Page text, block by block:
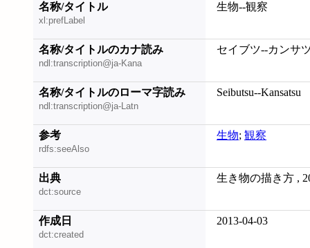
名称/タイトル
xl:prefLabel
生物--観察
名称/タイトルのカナ読み
ndl:transcription@ja-Kana
セイブツ--カンサ
名称/タイトルのローマ字読み
ndl:transcription@ja-Latn
Seibutsu--Kansatsu
参考
rdfs:seeAlso
生物; 観察
出典
dct:source
生き物の描き方 ,
作成日
dct:created
2013-04-03